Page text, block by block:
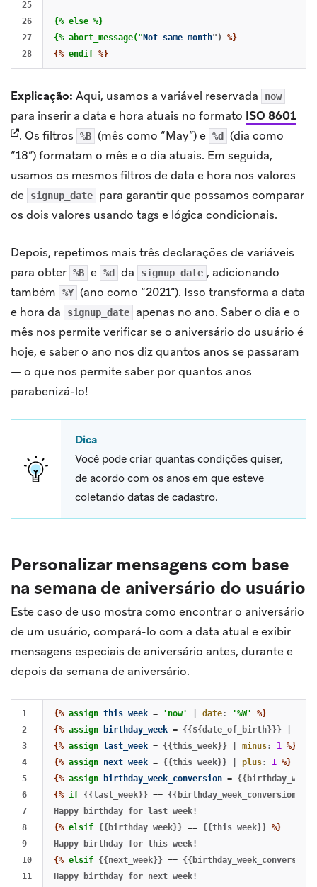
25
26
27
{% else %}
{% abort_message(" Not same month")
%}
{% endif %}
Explicação: Aqui, usamos a variável reservada now
para inserir a data e hora atuais no formato ISO 8601
. Os filtros %B (mês como “May”) e %d
(dia como
“18”) formatam o mês e o dia atuais. Em seguida,
usamos os mesmos filtros de data e hora nos valores
de
signup_date
para garantir que possamos comparar
os dois valores usando tags e lógica condicionais.
Depois, repetimos mais três declarações de variáveis
para obter %B e %d da signup_date , adicionando
também
%Y (ano como “2021”). Isso transforma a data
e hora da
signup_date
apenas no ano. Saber o dia e o
mês nos permite verificar se o aniversário do usuário é
hoje, e saber o ano nos diz quantos anos se passaram
— o que nos permite saber por quantos anos
parabenizá-lo!
Dica
Você pode criar quantas condições quiser,
de acordo com os anos em que esteve
coletando datas de cadastro.
Personalizar mensagens com base
na semana de aniversário do usuário
Este caso de uso mostra como encontrar o aniversário
de um usuário, compará-lo com a data atual e exibir
mensagens especiais de aniversário antes, durante e
depois da semana de aniversário.
1
2
3
4
5
6
7
8
9
10
11
{% assign this_week = 'now' date: '%W'
%}
{% assign birthday_week = {{${date_of_birth}}}
{% assign last_week = {{this_week}} minus: 1 %}
{% assign next_week = {{this_week}} plus: 1 %}
{% assign birthday_week_conversion =
{% if {{last_week}} == {{birthday_week_conversion}}
{% elsif {{birthday_week}} == {{this_week}} %}
{% elsif {{next_week}} ==